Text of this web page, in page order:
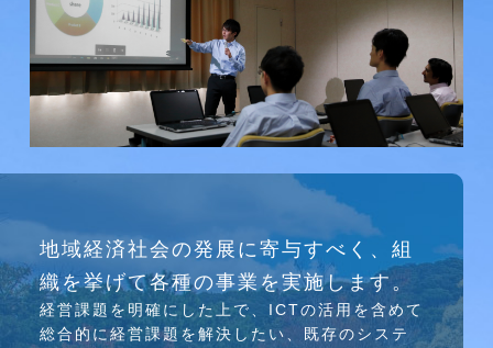
介護ソリューション研究会、WEB/SNS研究会を
行っています
地域経済社会の発展に寄与すべく、組
織を挙げて各種の事業を実施します。
経営課題を明確にした上で、ICTの活⽤を含めて
総合的に経営課題を解決したい、既存のシステ